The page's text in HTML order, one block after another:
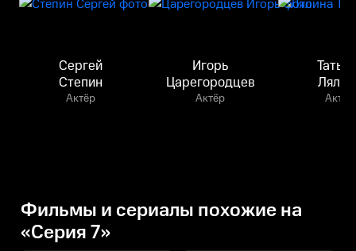
Сергей
Степин
Актёр
Игорь
Царегородцев
Актёр Актёр
Фильмы и сериалы похожие на
«Серия 7»